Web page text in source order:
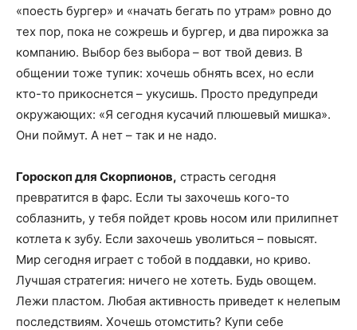
«поесть бургер» и «начать бегать по утрам» ровно до
тех пор, пока не сожрешь и бургер, и два пирожка за
компанию. Выбор без выбора – вот твой девиз. В
общении тоже тупик: хочешь обнять всех, но если
кто-то прикоснется – укусишь. Просто предупреди
окружающих: «Я сегодня кусачий плюшевый мишка».
Они поймут. А нет – так и не надо.
Гороскоп для Скорпионов, страсть сегодня
превратится в фарс. Если ты захочешь кого-то
соблазнить, у тебя пойдет кровь носом или прилипнет
котлета к зубу. Если захочешь уволиться – повысят.
Мир сегодня играет с тобой в поддавки, но криво.
Лучшая стратегия: ничего не хотеть. Будь овощем.
Лежи пластом. Любая активность приведет к нелепым
последствиям. Хочешь отомстить? Купи себе